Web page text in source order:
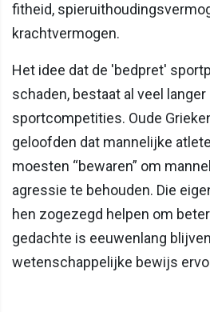
fitheid,
krachtvermogen.
Het idee dat de 'bedpret'
schaden, bestaat al veel
sportcompetities. Oude
geloofden dat mannelijke
moesten “bewaren” om
agressie te behouden. Die
hen zogezegd helpen om
gedachte is eeuwenlang
wetenschappelijke bewijs